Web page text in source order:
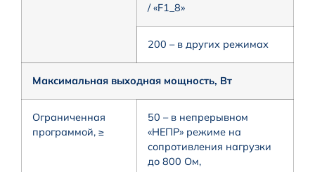
/ «F1_8»
200 – в других режимах
Максимальная выходная мощность, Вт
Ограниченная
программой, ≥
50 – в непрерывном
«НЕПР» режиме на
сопротивления нагрузки
до 800 Ом,